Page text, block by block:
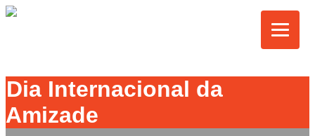
Dia Internacional da
Amizade